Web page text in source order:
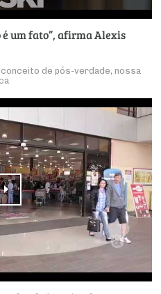
um fato”, afirma Alexis
de pós-verdade, nossa